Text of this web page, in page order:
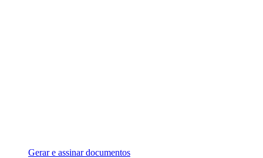
Gerar e assinar documentos